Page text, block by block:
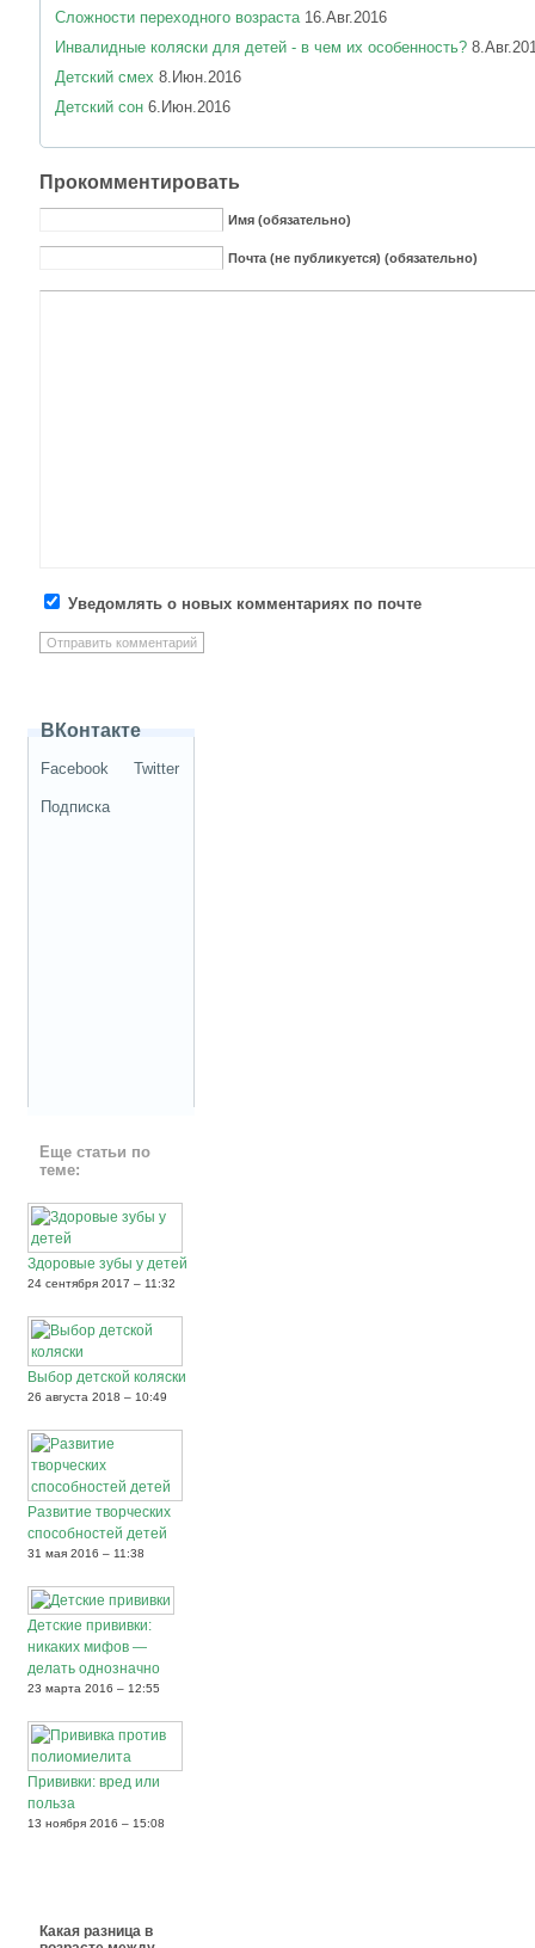
Сложности переходного возраста 16.Авг.2016
Инвалидные коляски для детей - в чем их особенность?
Детский смех 8.Июн.2016
Детский сон 6.Июн.2016
Прокомментировать
Имя (обязательно)
Почта (не публикуется) (обязательно)
Уведомлять о новых комментариях по почте
ВКонтакте
Facebook Twitter
Подписка
Еще статьи по
теме:
Здоровые зубы у детей
24 сентября 2017 – 11:32
Выбор детской коляски
26 августа 2018 – 10:49
Развитие творческих
способностей детей
31 мая 2016 – 11:38
Детские прививки:
никаких мифов —
делать однозначно
23 марта 2016 – 12:55
Прививки: вред или
польза
13 ноября 2016 – 15:08
Какая разница в